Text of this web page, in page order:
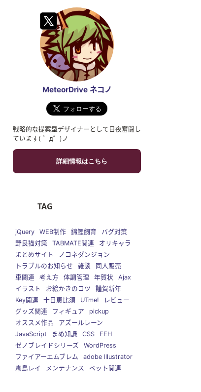
MeteorDrive ネコノ
戦略的な提案型デザイナーとして日夜奮闘し
ています( ゜д゜)ノ
詳細情報はこちら
TAG
jQuery WEB制作 錦鯉飼育
バグ対策
野良猫対策
TABMATE関連
オリキャラ
まとめサイト
ノコネダンジョン
トラブルのお知らせ
雑談
同人販売
車関連
考え方 体調管理 年賀状
Ajax
イラスト
お絵かきのコツ
謹賀新年
Key関連
十日恵比須 UTme!
レビュー
グッズ関連
フィギュア
pickup
オススメ作品
アズールレーン
JavaScript
まめ知識 CSS
FEH
ゼノブレイドシリーズ
WordPress
ファイアーエムブレム
adobe Illustrator
霧島レイ
メンテナンス ペット関連